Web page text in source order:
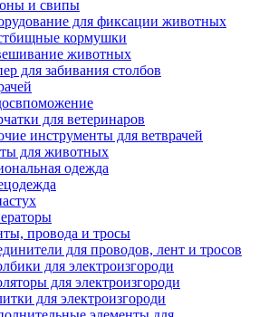
и свипы
для фиксации животных
кормушки
животных
для забивания столбов
для ветеринаров
инструменты для ветврачей
для животных
одежда
провода и тросы
для проводов, лент и тросов
для электроизгороди
для электроизгороди
для электроизгороди